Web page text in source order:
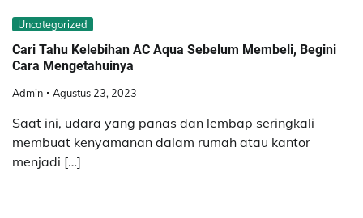
Uncategorized
Cari Tahu Kelebihan AC Aqua Sebelum Membeli, Begini
Cara Mengetahuinya
Admin Agustus 23, 2023
Saat ini, udara yang panas dan lembap seringkali
membuat kenyamanan dalam rumah atau kantor
menjadi […]